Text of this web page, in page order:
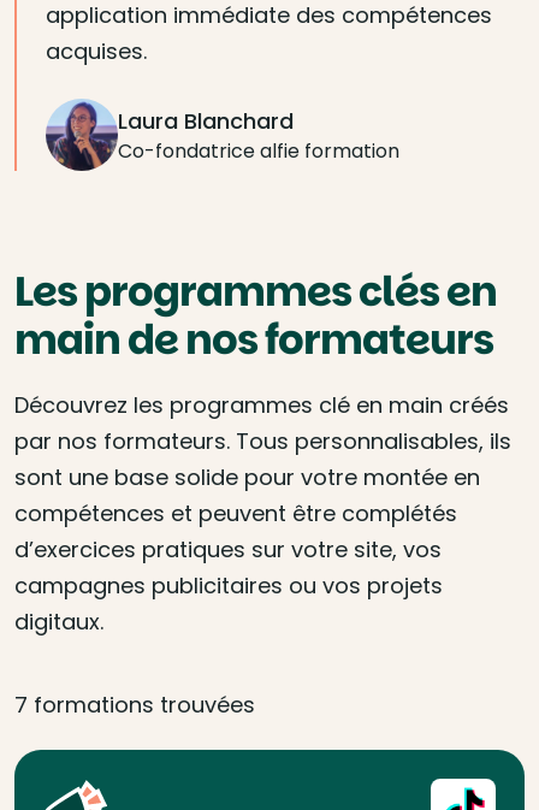
application immédiate des compétences
acquises.
Laura Blanchard
Co-fondatrice alfie formation
Les programmes clés en
main de nos formateurs
Découvrez les programmes clé en main créés
par nos formateurs. Tous personnalisables, ils
sont une base solide pour votre montée en
compétences et peuvent être complétés
d’exercices pratiques sur votre site, vos
campagnes publicitaires ou vos projets
digitaux.
7 formations trouvées